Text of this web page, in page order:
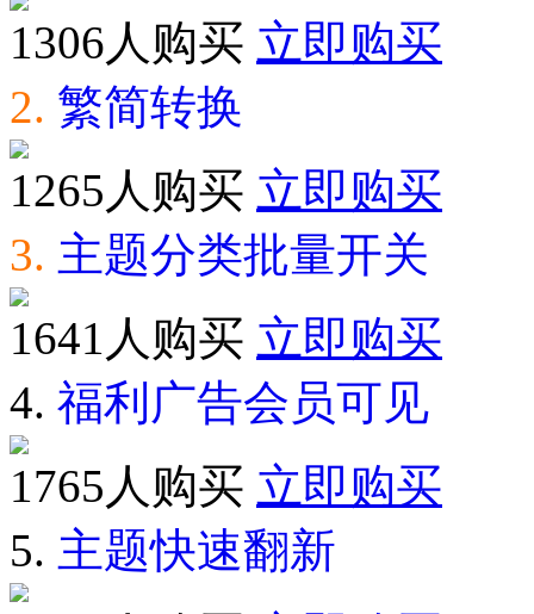
1306人购买 立即购买
2. 繁简转换
1265人购买 立即购买
3. 主题分类批量开关
1641人购买 立即购买
4. 福利广告会员可见
1765人购买 立即购买
5. 主题快速翻新